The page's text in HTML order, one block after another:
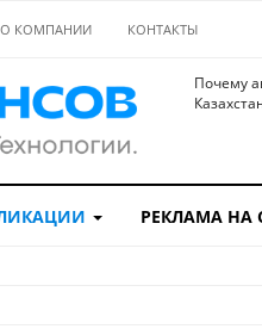
О КОМПАНИИ КОНТАКТЫ
Почему
РЕКЛАМА НА